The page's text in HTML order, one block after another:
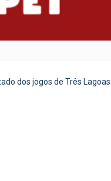
dos jogos de Três